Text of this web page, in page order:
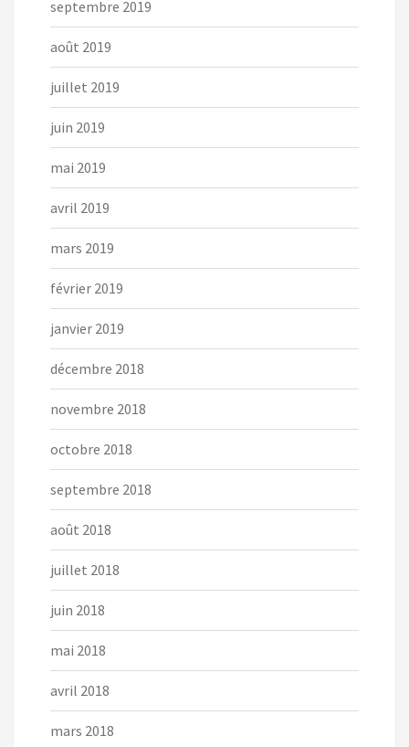
septembre 2019
août 2019
juillet 2019
juin 2019
mai 2019
avril 2019
mars 2019
février 2019
janvier 2019
décembre 2018
novembre 2018
octobre 2018
septembre 2018
août 2018
juillet 2018
juin 2018
mai 2018
avril 2018
mars 2018